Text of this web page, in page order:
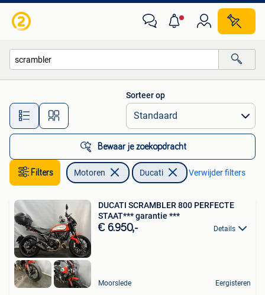
Alle afstanden…
Sorteer op
Bewaar je zoekopdracht
Filters Motoren Ducati Verwijder filters
DUCATI SCRAMBLER 800 PERFECTE
STAAT*** garantie ***
€ 6.950,- Details
Moorslede Eergisteren